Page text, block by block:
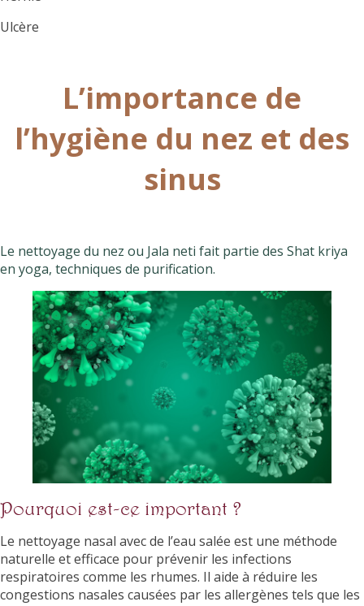
Ulcère
L’importance de
l’hygiène du nez et des
sinus
Le nettoyage du nez ou Jala neti fait partie des Shat kriya
en yoga, techniques de purification.
Pourquoi est-ce important ?
Le nettoyage nasal avec de l’eau salée est une méthode
naturelle et efficace pour prévenir les infections
respiratoires comme les rhumes. Il aide à réduire les
congestions nasales causées par les allergènes tels que les